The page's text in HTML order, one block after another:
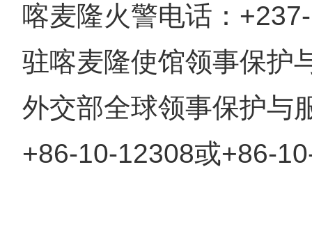
喀麦隆火警电话：
驻喀麦隆使馆领事保护
外交部全球领事保护与
+86-10-12308或+86-